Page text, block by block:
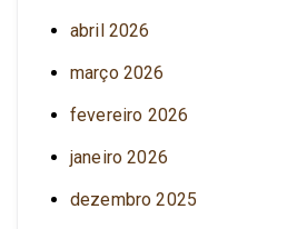
abril 2026
março 2026
fevereiro 2026
janeiro 2026
dezembro 2025